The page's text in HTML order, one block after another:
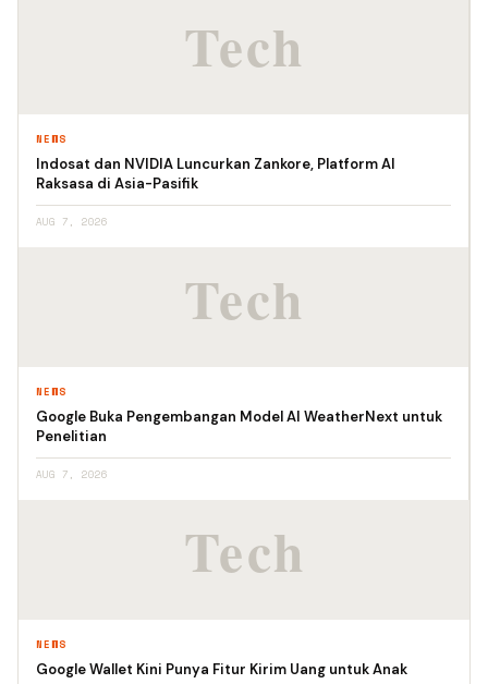
NEWS
Indosat dan NVIDIA Luncurkan Zankore, Platform AI
Raksasa di Asia-Pasifik
AUG 7, 2026
NEWS
Google Buka Pengembangan Model AI WeatherNext untuk
Penelitian
AUG 7, 2026
NEWS
Google Wallet Kini Punya Fitur Kirim Uang untuk Anak